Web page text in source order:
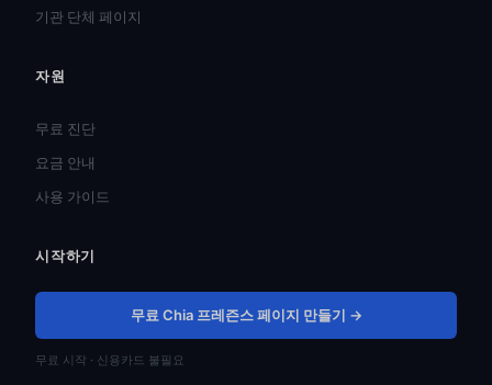
기관 단체 페이지
자원
무료 진단
요금 안내
사용 가이드
시작하기
무료 Chia 프레즌스 페이지 만들기 →
무료 시작 · 신용카드 불필요
Português do Brasil